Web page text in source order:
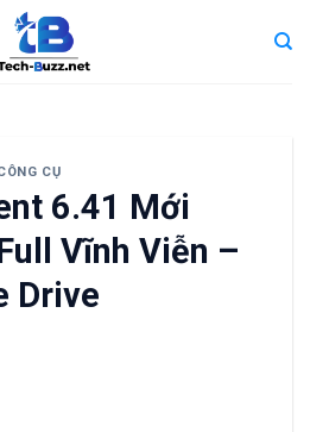
CỤ
6.41 Mới
Vĩnh Viễn –
Drive